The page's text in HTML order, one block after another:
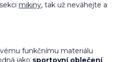
mikiny, tak už neváhejte a
funkčnímu materiálu
jako sportovní oblečení.